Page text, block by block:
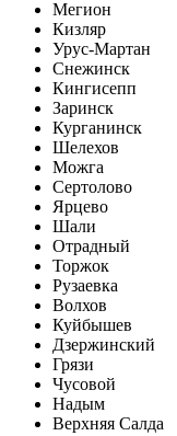
Мегион
Кизляр
Урус-Мартан
Снежинск
Кингисепп
Заринск
Курганинск
Шелехов
Можга
Сертолово
Ярцево
Шали
Отрадный
Торжок
Рузаевка
Волхов
Куйбышев
Дзержинский
Грязи
Чусовой
Надым
Верхняя Салда